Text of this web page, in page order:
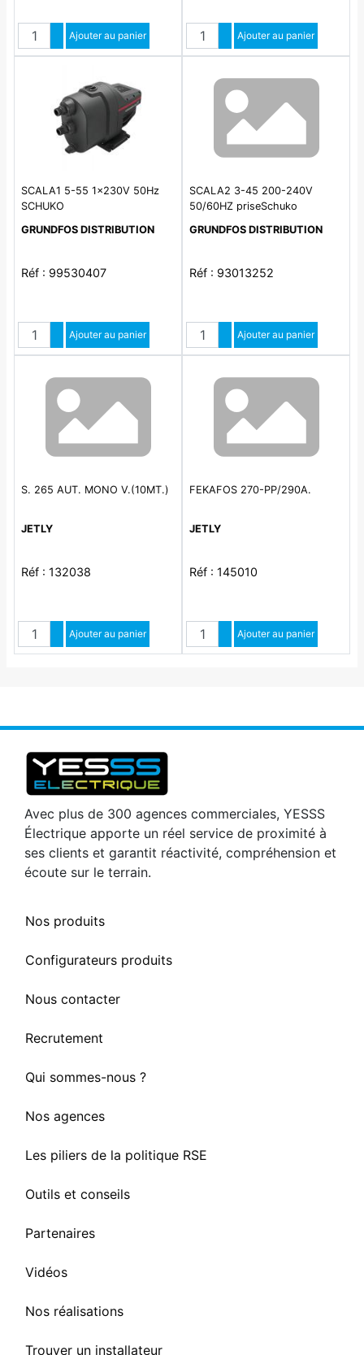
QuantitéAugmenter quantité
Diminuer quantité
Ajouter au panier QuantitéAugmenter quantité
Diminuer quantité
Ajouter au panier
SCALA1 5-55 1x230V 50Hz
SCHUKO
GRUNDFOS DISTRIBUTION
Réf : 99530407
QuantitéAugmenter quantité
Diminuer quantité
Ajouter au panier
SCALA2 3-45 200-240V
50/60HZ priseSchuko
GRUNDFOS DISTRIBUTION
Réf : 93013252
QuantitéAugmenter quantité
Diminuer quantité
Ajouter au panier
S. 265 AUT. MONO V.(10MT.)
JETLY
Réf : 132038
QuantitéAugmenter quantité
Diminuer quantité
Ajouter au panier
FEKAFOS 270-PP/290A.
JETLY
Réf : 145010
QuantitéAugmenter quantité
Diminuer quantité
Ajouter au panier
Avec plus de 300 agences commerciales, YESSS
Électrique apporte un réel service de proximité à
ses clients et garantit réactivité, compréhension et
écoute sur le terrain.
Nos produits
Configurateurs produits
Nous contacter
Recrutement
Qui sommes-nous ?
Nos agences
Les piliers de la politique RSE
Outils et conseils
Partenaires
Vidéos
Nos réalisations
Trouver un installateur